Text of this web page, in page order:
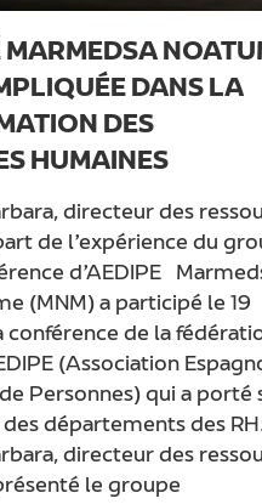
MARMEDSA
DANS LA
DES
HUMAINES
directeur des
de l’expérience du
d’AEDIPE
(MNM) a participé le 19
conférence de la
(Association
Personnes) qui a porté
départements des
directeur des
le groupe